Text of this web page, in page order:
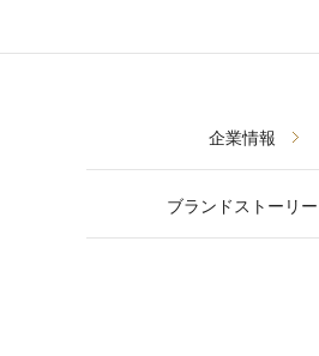
企業情報
ブランドストーリー